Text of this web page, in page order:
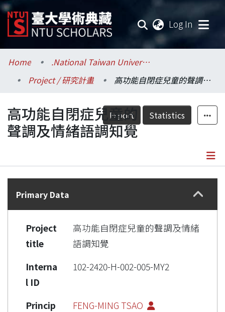
Log In
Communities & Collections
Research Outputs
Fundings & Projects
Researchers
Statistics
Home
.National Taiwan University / 國立臺灣大學
Project / 研究計畫
高功能自閉症兒童的聲調及情緒語調知覺
Export Statistics
高功能自閉症兒童的
聲調及情緒語調知覺
Details
Primary Data
Project
title
高功能自閉症兒童的聲調及情緒
語調知覺
Interna
l ID
102-2420-H-002-005-MY2
Princip
FENG-MING TSAO